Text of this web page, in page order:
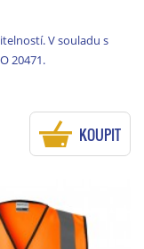
V souladu s
20471.
KOUPIT